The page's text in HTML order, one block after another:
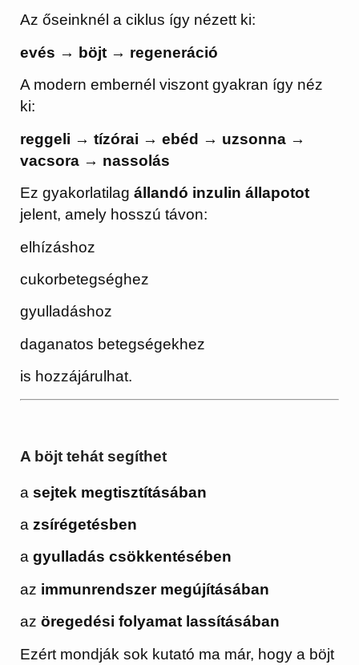
Az őseinknél a ciklus így nézett ki:
evés → böjt → regeneráció
A modern embernél viszont gyakran így néz
ki:
reggeli → tízórai → ebéd → uzsonna →
vacsora → nassolás
Ez gyakorlatilagállandó inzulin állapotot
jelent, amely hosszú távon:
elhízáshoz
cukorbetegséghez
gyulladáshoz
daganatos betegségekhez
is hozzájárulhat.
A böjt tehát segíthet
asejtek megtisztításában
azsírégetésben
agyulladás csökkentésében
az immunrendszer megújításában
azöregedési folyamat lassításában
Ezért mondják sok kutató ma már, hogy a böjt